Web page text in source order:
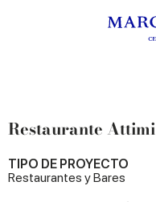
Restaurante Attimi
TIPO DE PROYECTO
Restaurantes y Bares